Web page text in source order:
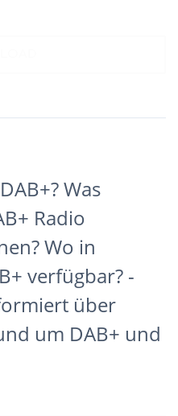
Was
Radio
Wo in
verfügbar? -
über
um DAB+ und